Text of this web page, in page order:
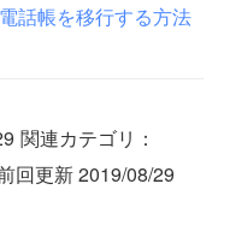
話帳を移行する方法
関連カテゴリ：
回更新 2019/08/29